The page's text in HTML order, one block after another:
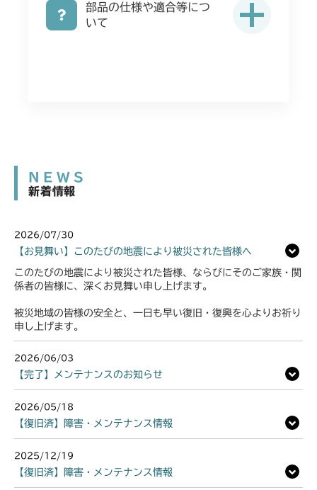
部品の仕様や適合等につ
いて
NEWS
新着情報
2026/07/30
【お見舞い】このたびの地震により被災された皆様へ
このたびの地震により被災された皆様、ならびにそのご家族・関
係者の皆様に、深くお見舞い申し上げます。
被災地域の皆様の安全と、一日も早い復旧・復興を心よりお祈り
申し上げます。
2026/06/03
【完了】メンテナンスのお知らせ
2026/05/18
【復旧済】障害・メンテナンス情報
2025/12/19
【復旧済】障害・メンテナンス情報